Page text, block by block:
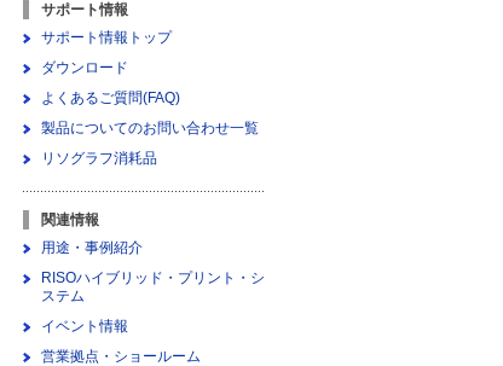
サポート情報
サポート情報トップ
ダウンロード
よくあるご質問(FAQ)
製品についてのお問い合わせ一覧
リソグラフ消耗品
関連情報
用途・事例紹介
RISOハイブリッド・プリント・シ
ステム
イベント情報
営業拠点・ショールーム